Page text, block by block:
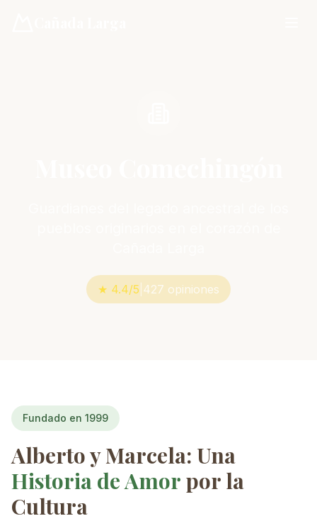
★ 4.4/5 427 opiniones
Fundado en 1999
Alberto y Marcela: Una
Historia de Amor por la
Cultura